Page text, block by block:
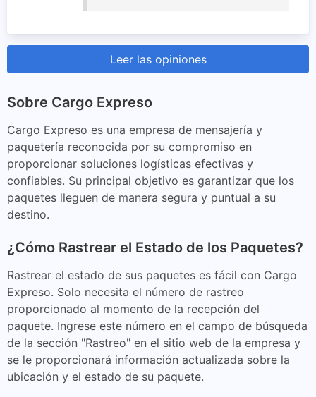
Leer las opiniones
Sobre Cargo Expreso
Cargo Expreso es una empresa de mensajería y
paquetería reconocida por su compromiso en
proporcionar soluciones logísticas efectivas y
confiables. Su principal objetivo es garantizar que los
paquetes lleguen de manera segura y puntual a su
destino.
¿Cómo Rastrear el Estado de los Paquetes?
Rastrear el estado de sus paquetes es fácil con Cargo
Expreso. Solo necesita el número de rastreo
proporcionado al momento de la recepción del
paquete. Ingrese este número en el campo de búsqueda
de la sección "Rastreo" en el sitio web de la empresa y
se le proporcionará información actualizada sobre la
ubicación y el estado de su paquete.